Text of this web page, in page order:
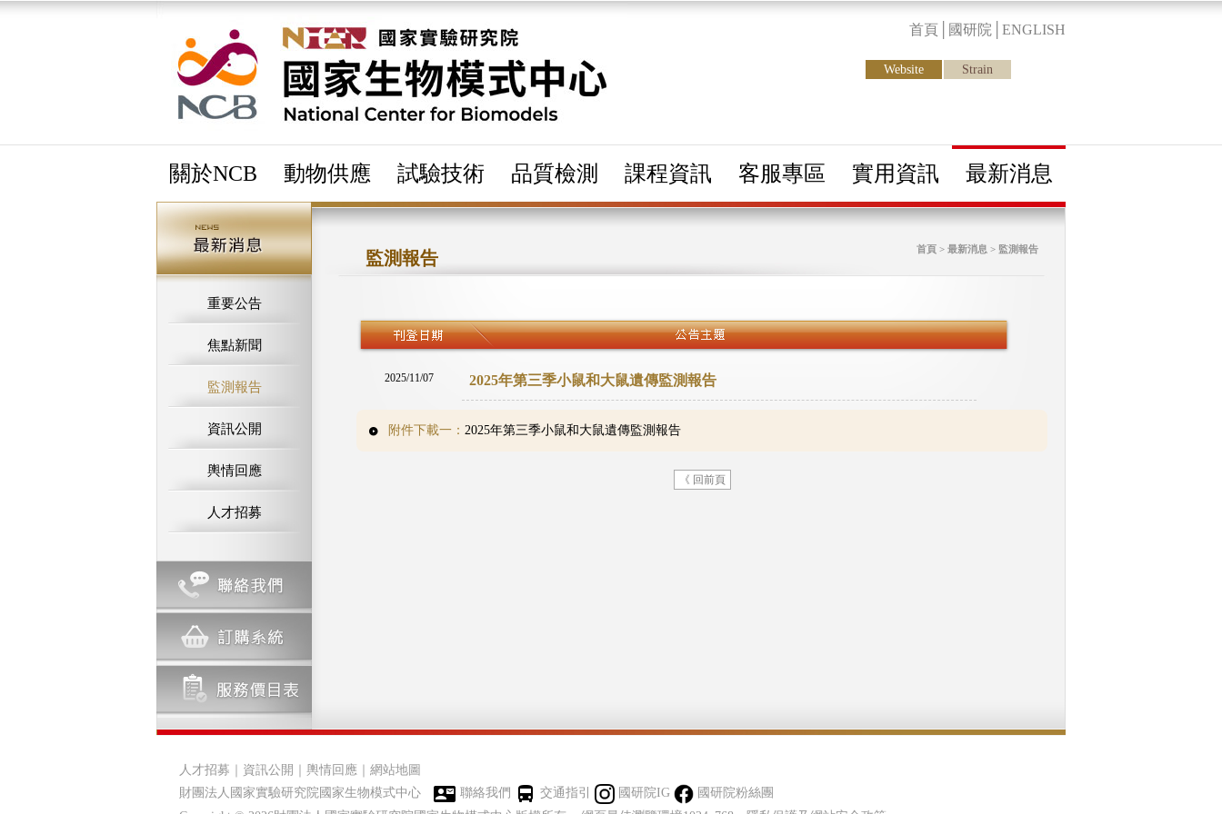
首頁 國研院 ENGLISH
Website Strain
關於NCB 動物供應 試驗技術 品質檢測 課程資訊 客服專區 實用資訊 最新消息
重要公告
焦點新聞
監測報告
資訊公開
輿情回應
人才招募
監測報告 首頁 > 最新消息 > 監測報告
2025/11/07 2025年第三季小鼠和大鼠遺傳監測報告
附件下載一： 2025年第三季小鼠和大鼠遺傳監測報告
《 回前頁
人才招募 資訊公開 輿情回應
網站地圖
財團法人國家實驗研究院國家生物模式中心
聯絡我們 交通指引 國研院IG
國研院粉絲團